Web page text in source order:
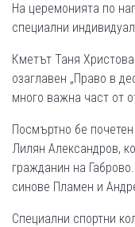
На церемонията по
специални
Кметът Таня
озаглавен „Право в
много важна част от
Посмъртно бе
Лилян Александров,
гражданин на
синове Пламен и
Специални спортни